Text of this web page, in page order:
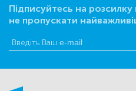
Підписуйтесь на
не пропускати